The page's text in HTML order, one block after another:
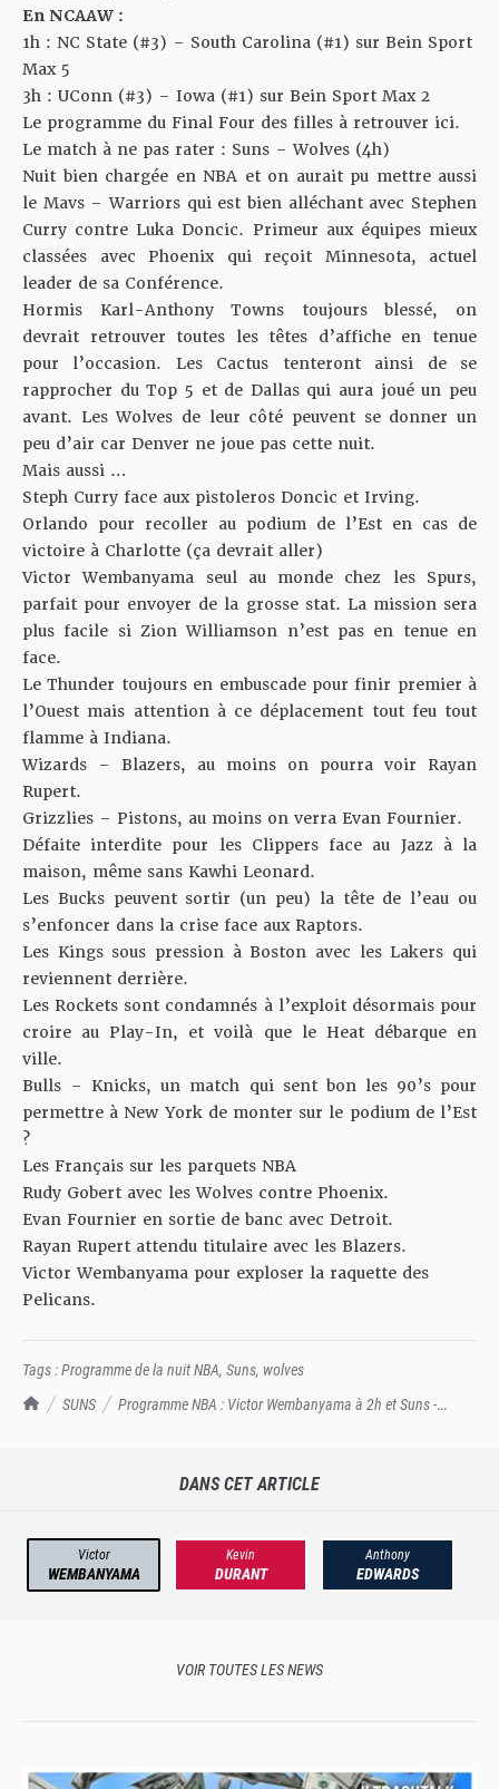
TrashTalk Actu NBA
SUNS
Programme NBA : Victor Wembanyama à 2h et Suns -
En NCAAW :
1h : NC State (#3) – South Carolina (#1) sur Bein Sport
Max 5
3h : UConn (#3) – Iowa (#1) sur Bein Sport Max 2
Le programme du Final Four des filles à retrouver ici.
Le match à ne pas rater : Suns – Wolves (4h)
Nuit bien chargée en NBA et on aurait pu mettre aussi
le Mavs – Warriors qui est bien alléchant avec Stephen
Curry contre Luka Doncic. Primeur aux équipes mieux
classées avec Phoenix qui reçoit Minnesota, actuel
leader de sa Conférence.
Hormis Karl-Anthony Towns toujours blessé, on
devrait retrouver toutes les têtes d’affiche en tenue
pour l’occasion. Les Cactus tenteront ainsi de se
rapprocher du Top 5 et de Dallas qui aura joué un peu
avant. Les Wolves de leur côté peuvent se donner un
peu d’air car Denver ne joue pas cette nuit.
Mais aussi …
Steph Curry face aux pistoleros Doncic et Irving.
Orlando pour recoller au podium de l’Est en cas de
victoire à Charlotte (ça devrait aller)
Victor Wembanyama seul au monde chez les Spurs,
parfait pour envoyer de la grosse stat. La mission sera
plus facile si Zion Williamson n’est pas en tenue en
face.
Le Thunder toujours en embuscade pour finir premier à
l’Ouest mais attention à ce déplacement tout feu tout
flamme à Indiana.
Wizards – Blazers, au moins on pourra voir Rayan
Rupert.
Grizzlies – Pistons, au moins on verra Evan Fournier.
Défaite interdite pour les Clippers face au Jazz à la
maison, même sans Kawhi Leonard.
Les Bucks peuvent sortir (un peu) la tête de l’eau ou
s’enfoncer dans la crise face aux Raptors.
Les Kings sous pression à Boston avec les Lakers qui
reviennent derrière.
Les Rockets sont condamnés à l’exploit désormais pour
croire au Play-In, et voilà que le Heat débarque en
ville.
Bulls – Knicks, un match qui sent bon les 90’s pour
permettre à New York de monter sur le podium de l’Est
?
Les Français sur les parquets NBA
Rudy Gobert avec les Wolves contre Phoenix.
Evan Fournier en sortie de banc avec Detroit.
Rayan Rupert attendu titulaire avec les Blazers.
Victor Wembanyama pour exploser la raquette des
Pelicans.
Tags :Programme de la nuit NBA, Suns, wolves
DANS CET ARTICLE
Victor
WEMBANYAMA
Kevin
DURANT
Anthony
EDWARDS
VOIR TOUTES LES NEWS